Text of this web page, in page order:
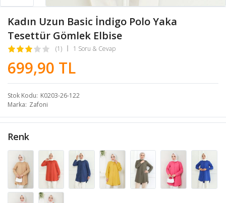
Kadın Uzun Basic İndigo Polo Yaka
Tesettür Gömlek Elbise
(1) 1 Soru & Cevap
699,90 TL
Stok Kodu K0203-26-122
Marka Zafoni
Renk